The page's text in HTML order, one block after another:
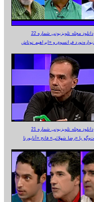
دانلود مجله تلویزیونی شماره 22
دانلود مجله تلویزیونی شماره 21